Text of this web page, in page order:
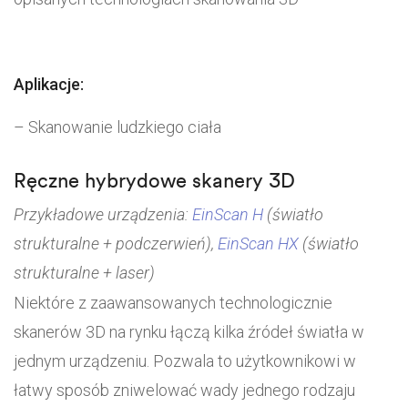
Aplikacje:
– Skanowanie ludzkiego ciała
Ręczne hybrydowe skanery 3D
Przykładowe urządzenia: EinScan H (światło
strukturalne + podczerwień), EinScan HX (światło
strukturalne + laser)
Niektóre z zaawansowanych technologicznie
skanerów 3D na rynku łączą kilka źródeł światła w
jednym urządzeniu. Pozwala to użytkownikowi w
łatwy sposób zniwelować wady jednego rodzaju